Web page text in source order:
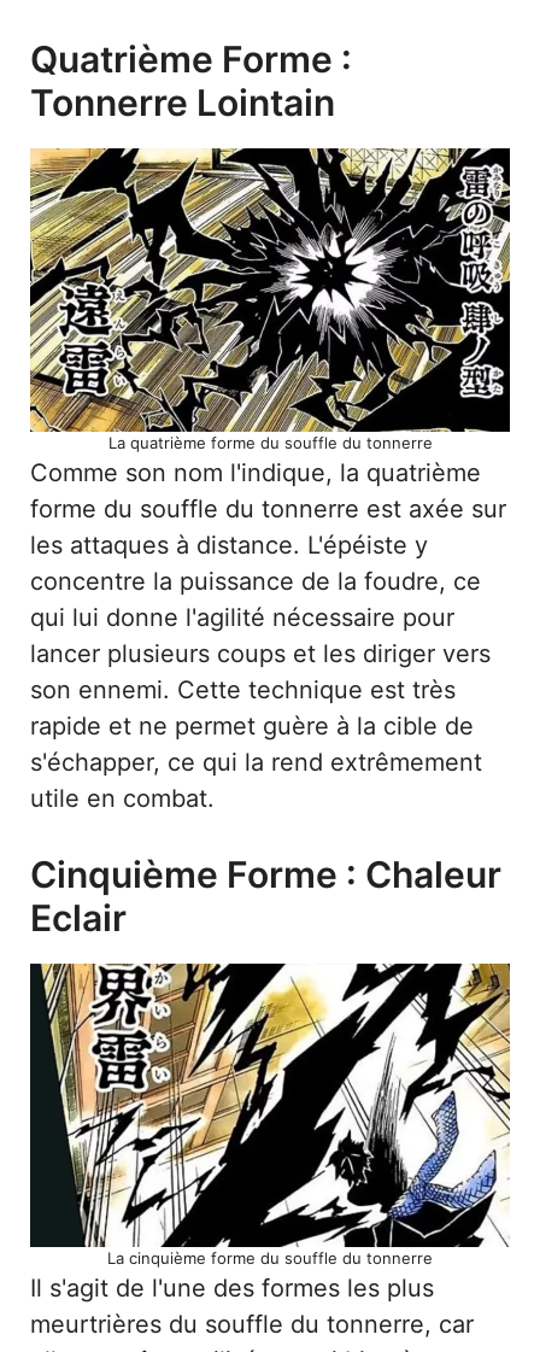
Quatrième Forme :
Tonnerre Lointain
La quatrième forme du souffle du tonnerre
Comme son nom l'indique, la quatrième
forme du souffle du tonnerre est axée sur
les attaques à distance. L'épéiste y
concentre la puissance de la foudre, ce
qui lui donne l'agilité nécessaire pour
lancer plusieurs coups et les diriger vers
son ennemi. Cette technique est très
rapide et ne permet guère à la cible de
s'échapper, ce qui la rend extrêmement
utile en combat.
Cinquième Forme : Chaleur
Eclair
La cinquième forme du souffle du tonnerre
Il s'agit de l'une des formes les plus
meurtrières du souffle du tonnerre, car